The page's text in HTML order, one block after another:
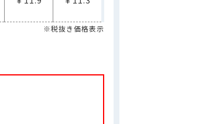
※税抜き価格表示